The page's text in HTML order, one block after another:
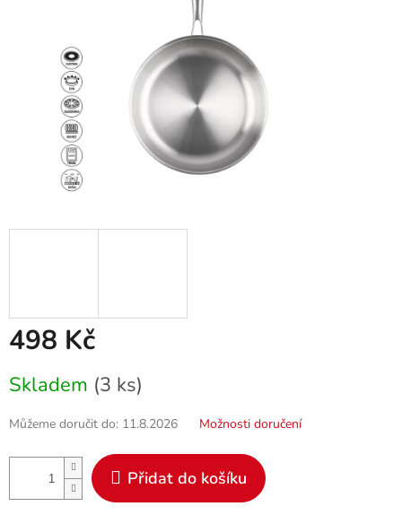
498 Kč
cena:
Skladem (3 ks)
Můžeme doručit do: 11.8.2026 Možnosti doručení
Přidat do košíku